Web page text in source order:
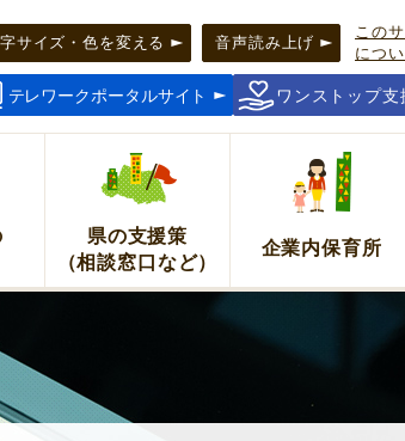
サイズ・色を変える 音声読み上げ
この
につ
テレワークポータルサイト ワンストップ
県の支援策
（相談窓口など）
企業内保育所